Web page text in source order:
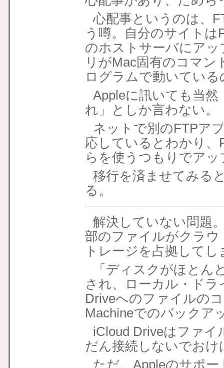
心配事というのは、
う噂。自分のサイトは
のホストサーバにア
リがMac固有のコマ
ログラムで動いてい
Appleに訊いても当
れ」としか言わない。
ネットで別のFTPア
応しているとわかり
らを使うつもりでア
移行を済ませてみる
る。
解決していない問題
部のファイルがクラ
トレージを占拠してし
「ディスクがほとん
され、ローカル・ド
Driveへのファイルの
Machineでのバックア
iCloud Driveはファ
だん接続しないでおけ
ただ、Appleのサポ